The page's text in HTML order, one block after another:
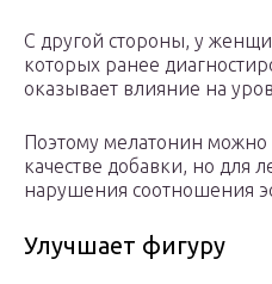
С другой стороны, у
которых ранее
оказывает влияние на
Поэтому мелатонин можно
качестве добавки, но для
нарушения соотношения
Улучшает фигуру